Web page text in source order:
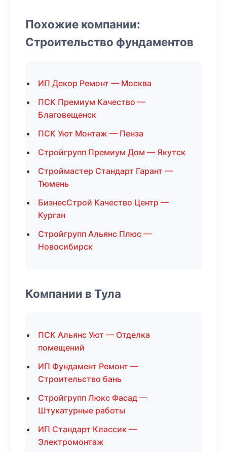
Похожие компании:
Строительство фундаментов
ИП Декор Ремонт — Москва
ПСК Премиум Качество —
Благовещенск
ПСК Уют Монтаж — Пенза
Стройгрупп Премиум Дом — Якутск
Строймастер Стандарт Гарант —
Тюмень
БизнесСтрой Качество Центр —
Курган
Стройгрупп Альянс Плюс —
Новосибирск
Компании в Тула
ПСК Альянс Уют — Отделка
помещений
ИП Фундамент Ремонт —
Строительство бань
Стройгрупп Люкс Фасад —
Штукатурные работы
ИП Стандарт Классик —
Электромонтаж